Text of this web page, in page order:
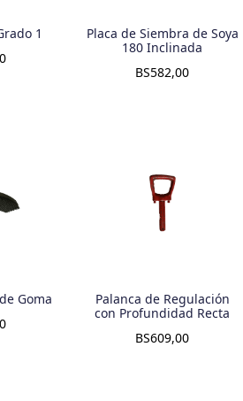
1
Placa de Siembra de Soya
180 Inclinada
BS582,00
Goma
Palanca de Regulación
con Profundidad Recta
BS609,00